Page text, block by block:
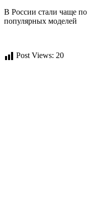
В России стали чаще
популярных моделей
Post Views: 20